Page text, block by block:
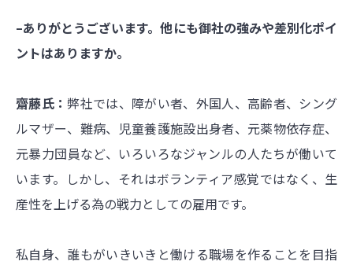
–ありがとうございます。他にも御社の強みや差別化ポイ
ントはありますか。
齋藤氏：弊社では、障がい者、外国人、高齢者、シング
ルマザー、難病、児童養護施設出身者、元薬物依存症、
元暴力団員など、いろいろなジャンルの人たちが働いて
います。しかし、それはボランティア感覚ではなく、生
産性を上げる為の戦力としての雇用です。
私自身、誰もがいきいきと働ける職場を作ることを目指